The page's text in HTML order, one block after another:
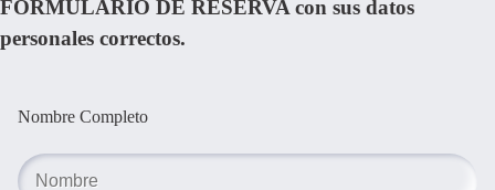
FORMULARIO DE RESERVA con sus datos
personales correctos.
Nombre Completo